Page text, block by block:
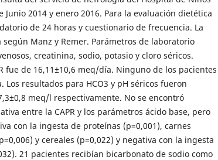
Junio 2014 y enero 2016. Para la evaluación dietética
de 24 horas y cuestionario de frecuencia. La
según Manz y Remer. Parámetros de laboratorio
creatinina, sodio, potasio y cloro séricos.
fue de 16,11±10,6 meq/día. Ninguno de los pacientes
Los resultados para HCO3 y pH séricos fueron
meq/l respectivamente. No se encontró
entre la CAPR y los parámetros ácido base, pero
con la ingesta de proteínas (p=0,001), carnes
y cereales (p=0,022) y negativa con la ingesta
21 pacientes recibían bicarbonato de sodio como